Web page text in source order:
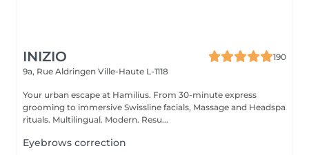
INIZIO
190
9a, Rue Aldringen Ville-Haute L-1118
Your urban escape at Hamilius. From 30-minute express
grooming to immersive Swissline facials, Massage and Headspa
rituals. Multilingual. Modern. Resu...
Eyebrows correction